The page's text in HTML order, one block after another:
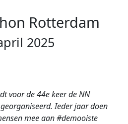
Rotterdam
2025
voor de 44e keer de NN
Ieder jaar doen
mee aan #demooiste